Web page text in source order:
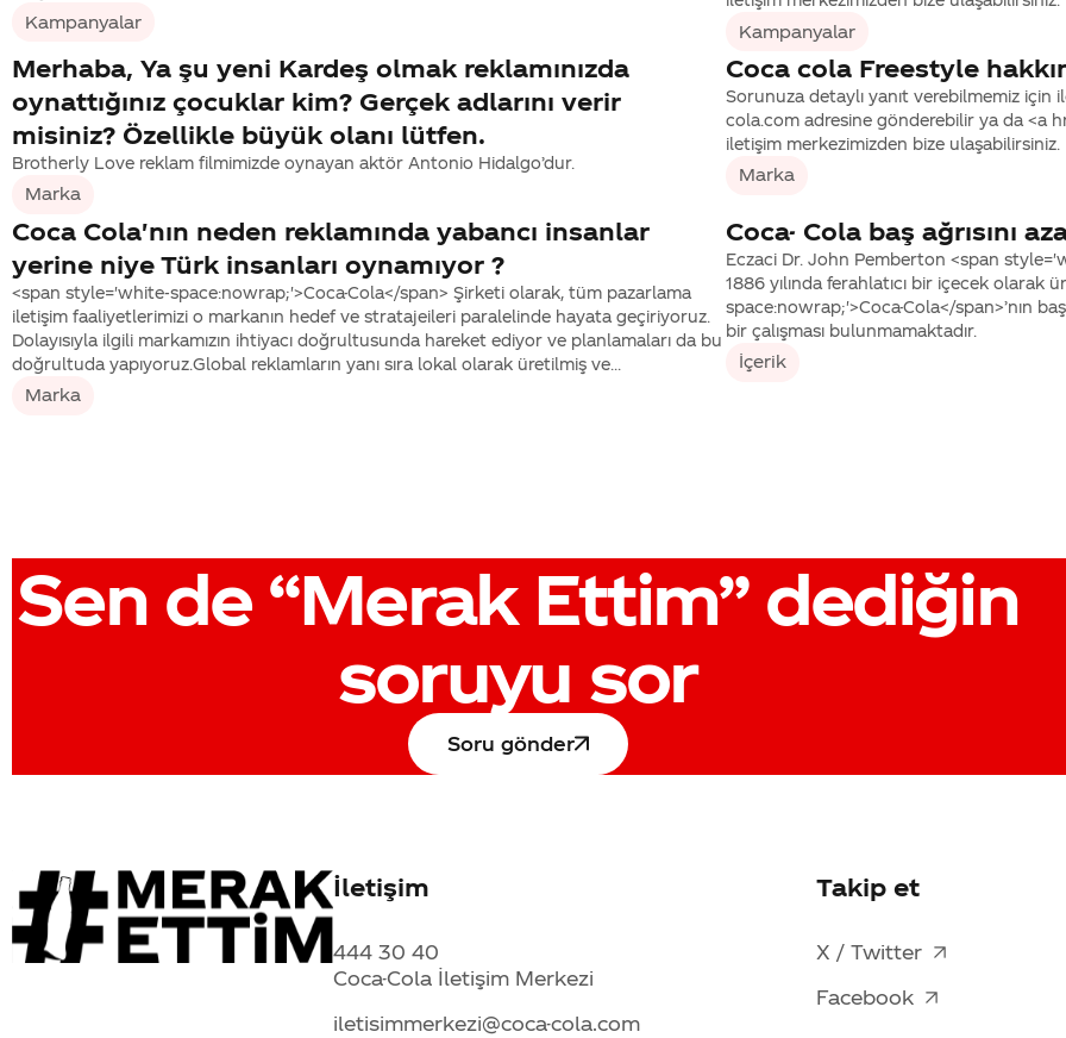
Kampanyalar Kampanyalar
Merhaba, Ya şu yeni Kardeş olmak reklamınızda
oynattığınız çocuklar kim? Gerçek adlarını verir
misiniz? Özellikle büyük olanı lütfen.
Brotherly Love reklam filmimizde oynayan aktör Antonio Hidalgo’dur.
Marka
Coca cola Freestyle
Sorunuza detaylı yanıt verebilmemiz için
cola.com adresine gönderebilir ya da <a
iletişim merkezimizden bize ulaşabilirsiniz.
Marka
Coca Cola'nın neden reklamında yabancı insanlar
yerine niye Türk insanları oynamıyor ?
<span style='white-space:nowrap;'>Coca-Cola</span> Şirketi olarak, tüm pazarlama
iletişim faaliyetlerimizi o markanın hedef ve stratajeileri paralelinde hayata geçiriyoruz.
Dolayısıyla ilgili markamızın ihtiyacı doğrultusunda hareket ediyor ve planlamaları da bu
doğrultuda yapıyoruz.Global reklamların yanı sıra lokal olarak üretilmiş ve...
Marka
Coca- Cola baş ağrısını
Eczaci Dr. John Pemberton <span
1886 yılında ferahlatıcı bir içecek olarak
space:nowrap;'>Coca-Cola</span>’nın
bir çalışması bulunmamaktadır.
İçerik
Sen de “Merak Ettim”dediğin
soruyu sor
Soru gönder
İletişim
444 30 40
Coca-Cola İletişim Merkezi
iletisimmerkezi@coca-cola.com
Takip et
X / Twitter
Facebook